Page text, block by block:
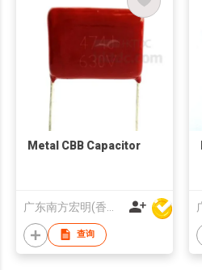
Metal CBB Capacitor
查询